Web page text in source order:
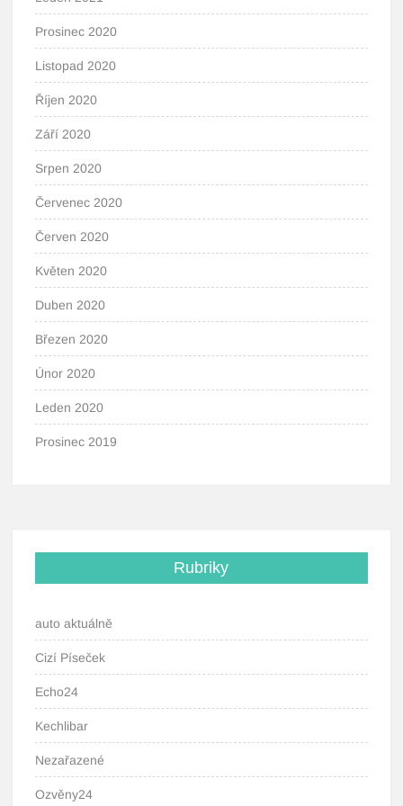
Prosinec 2020
Listopad 2020
Říjen 2020
Září 2020
Srpen 2020
Červenec 2020
Červen 2020
Květen 2020
Duben 2020
Březen 2020
Únor 2020
Leden 2020
Prosinec 2019
Rubriky
auto aktuálně
Cizí Píseček
Echo24
Kechlibar
Nezařazené
Ozvěny24